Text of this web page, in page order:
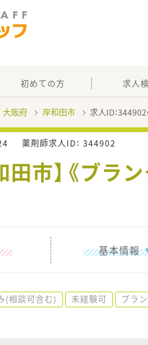
初めての方 求人
大阪府 岸和田市 求人ID：
薬剤師求人ID： 344902
田市】《ブ
基本情報
(相談可含む) 未経験可 ブラ